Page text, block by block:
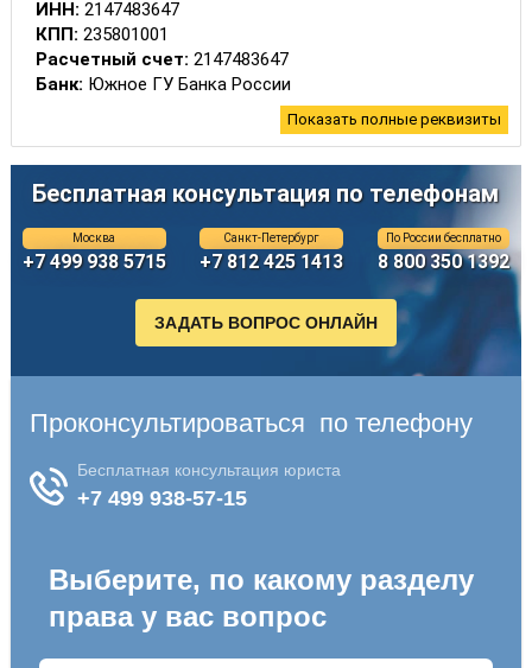
Показать полные реквизиты
ИНН: 2147483647
КПП: 235801001
Расчетный счет: 2147483647
Банк: Южное ГУ Банка России
Госпошлина за регистрацию ТС
Бесплатная консультация по телефонам
Москва
+7 499 938 5715
Санкт-Петербург
+7 812 425 1413
По России бесплатно
8 800 350 1392